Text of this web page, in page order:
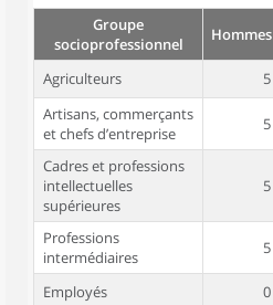
Groupe
socioprofessionnel
Hommes
Agriculteurs 5
Artisans, commerçants
et chefs d’entreprise
5
Cadres et professions
intellectuelles
supérieures
5
Professions
intermédiaires
5
Employés 0